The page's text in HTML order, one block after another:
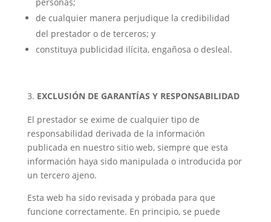
de cualquier manera perjudique la credibilidad
del prestador o de terceros; y
constituya publicidad ilícita, engañosa o desleal.
EXCLUSIÓN DE GARANTÍAS Y RESPONSABILIDAD
El prestador se exime de cualquier tipo de
responsabilidad derivada de la información
publicada en nuestro sitio web, siempre que esta
información haya sido manipulada o introducida por
un tercero ajeno.
Esta web ha sido revisada y probada para que
funcione correctamente. En principio, se puede